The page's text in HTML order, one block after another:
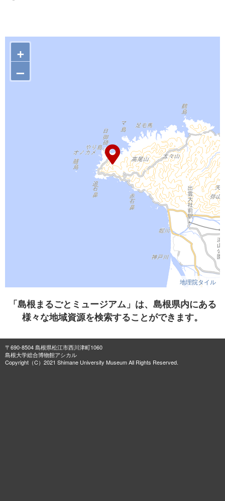
+
–
地理院タイル
「島根まるごとミュージアム」は、島根県内にある
様々な地域資源を検索することができます。
〒690-8504 島根県松江市西川津町1060
島根大学総合博物館アシカル
Copyright（C）2021 Shimane University Museum All Rights Reserved.